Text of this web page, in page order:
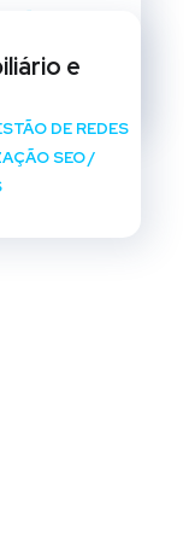
e
DE REDES
SEO/